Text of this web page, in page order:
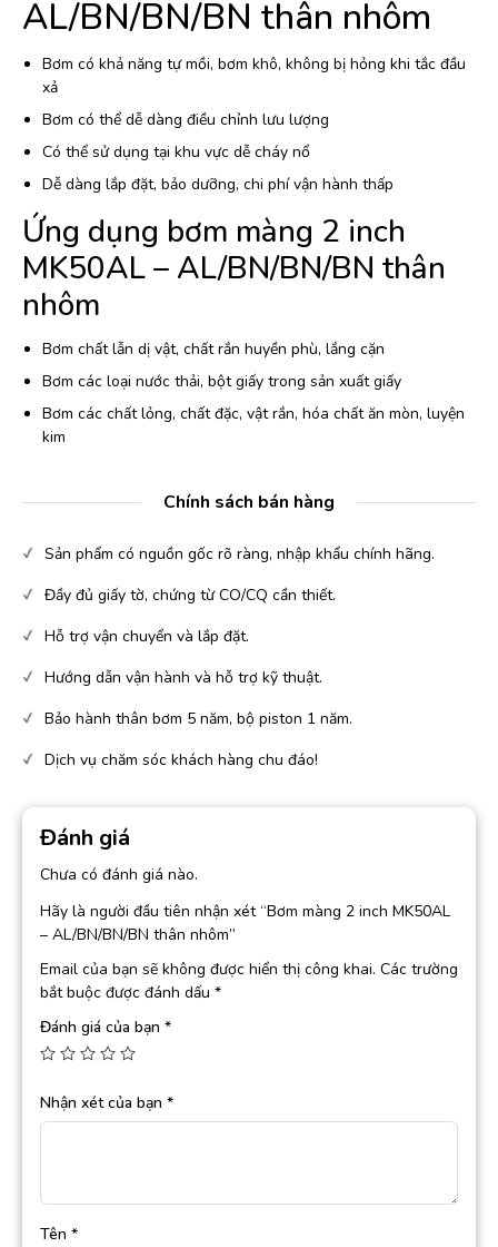
AL/BN/BN/BN thân nhôm
Bơm có khả năng tự mồi, bơm khô, không bị hỏng khi tắc đầu
xả
Bơm có thể dễ dàng điều chỉnh lưu lượng
Có thể sử dụng tại khu vực dễ cháy nổ
Dễ dàng lắp đặt, bảo dưỡng, chi phí vận hành thấp
Ứng dụng bơm màng 2 inch
MK50AL – AL/BN/BN/BN thân
nhôm
Bơm chất lẫn dị vật, chất rắn huyền phù, lắng cặn
Bơm các loại nước thải, bột giấy trong sản xuất giấy
Bơm các chất lỏng, chất đặc, vật rắn, hóa chất ăn mòn, luyện
kim
Chính sách bán hàng
Sản phẩm có nguồn gốc rõ ràng, nhập khẩu chính hãng.
Đầy đủ giấy tờ, chứng từ CO/CQ cần thiết.
Hỗ trợ vận chuyển và lắp đặt.
Hướng dẫn vận hành và hỗ trợ kỹ thuật.
Bảo hành thân bơm 5 năm, bộ piston 1 năm.
Dịch vụ chăm sóc khách hàng chu đáo!
Đánh giá
Chưa có đánh giá nào.
Hãy là người đầu tiên nhận xét “Bơm màng 2 inch MK50AL
– AL/BN/BN/BN thân nhôm”
Email của bạn sẽ không được hiển thị công khai. Các trường
bắt buộc được đánh dấu *
Đánh giá của bạn *
Nhận xét của bạn *
Tên *